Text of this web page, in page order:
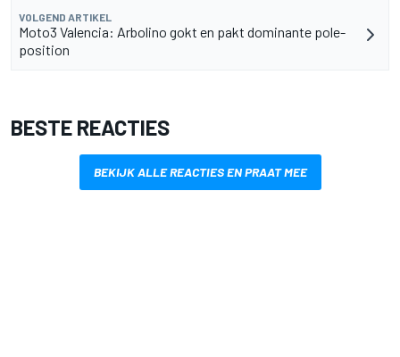
VOLGEND ARTIKEL
Moto3 Valencia: Arbolino gokt en pakt dominante pole-
position
BESTE REACTIES
BEKIJK ALLE REACTIES EN PRAAT MEE